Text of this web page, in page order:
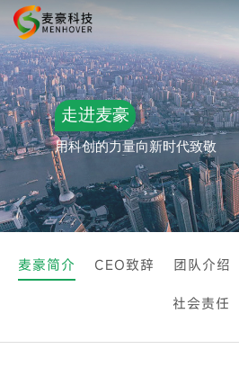
走进麦豪
用科创的力量向新时代致敬
麦豪简介 CEO致辞 团队介绍
社会责任